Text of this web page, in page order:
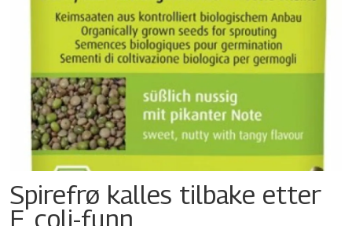
Spirefrø kalles tilbake etter
E. coli-funn